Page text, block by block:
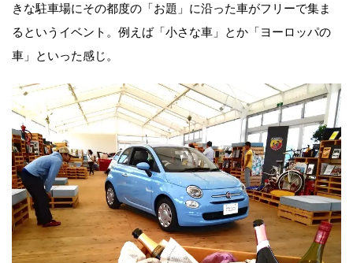
きな駐車場にその都度の「お題」に沿った車がフリーで集ま
るというイベント。例えば「小さな車」とか「ヨーロッパの
車」といった感じ。